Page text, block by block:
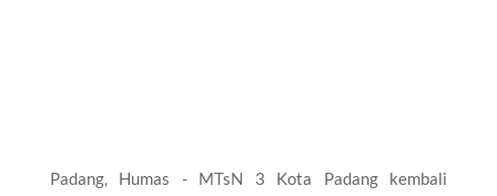
Padang, Humas - MTsN 3 Kota Padang kembali